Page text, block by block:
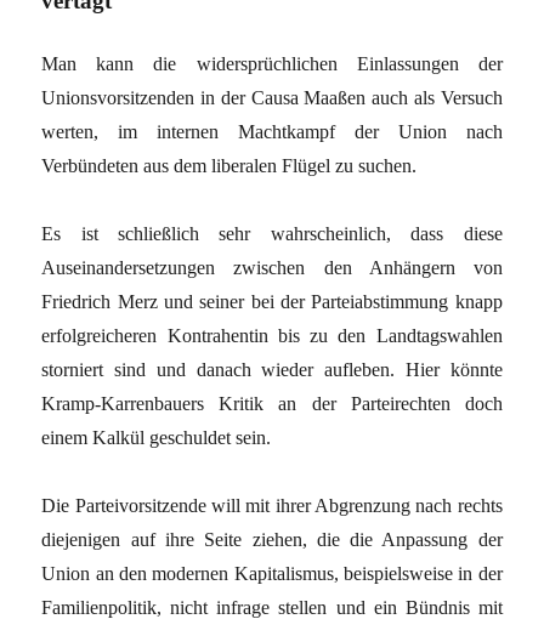
Man kann die widersprüchlichen Einlassungen der
Unionsvorsitzenden in der Causa Maaßen auch als Versuch
werten, im internen Machtkampf der Union nach
Verbündeten aus dem liberalen Flügel zu suchen.
Es ist schließlich sehr wahrscheinlich, dass diese
Auseinandersetzungen zwischen den Anhängern von
Friedrich Merz und seiner bei der Parteiabstimmung knapp
erfolgreicheren Kontrahentin bis zu den Landtagswahlen
storniert sind und danach wieder aufleben. Hier könnte
Kramp-Karrenbauers Kritik an der Parteirechten doch
einem Kalkül geschuldet sein.
Die Parteivorsitzende will mit ihrer Abgrenzung nach rechts
diejenigen auf ihre Seite ziehen, die die Anpassung der
Union an den modernen Kapitalismus, beispielsweise in der
Familienpolitik, nicht infrage stellen und ein Bündnis mit